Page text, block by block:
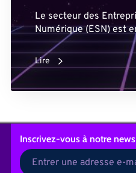
Le secteur des
Numérique (ESN) est
Lire
Inscrivez-vousà notre